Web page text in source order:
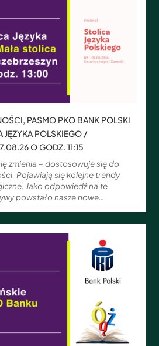
PASMO PKO BANK POLSKI
JĘZYKA POLSKIEGO /
O GODZ. 11:15
zmienia – dostosowuje się do
Pojawiają się kolejne trendy
Jako odpowiedź na te
powstało nasze nowe…